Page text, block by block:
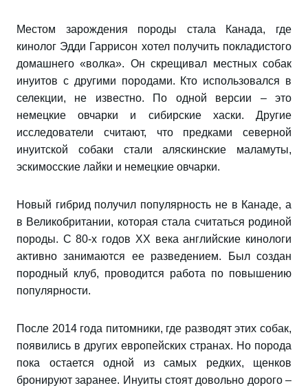
Местом зарождения породы стала Канада, где
кинолог Эдди Гаррисон хотел получить покладистого
домашнего «волка». Он скрещивал местных собак
инуитов с другими породами. Кто использовался в
селекции, не известно. По одной версии – это
немецкие овчарки и сибирские хаски. Другие
исследователи считают, что предками северной
инуитской собаки стали аляскинские маламуты,
эскимосские лайки и немецкие овчарки.
Новый гибрид получил популярность не в Канаде, а
в Великобритании, которая стала считаться родиной
породы. С 80-х годов XX века английские кинологи
активно занимаются ее разведением. Был создан
породный клуб, проводится работа по повышению
популярности.
После 2014 года питомники, где разводят этих собак,
появились в других европейских странах. Но порода
пока остается одной из самых редких, щенков
бронируют заранее. Инуиты стоят довольно дорого –